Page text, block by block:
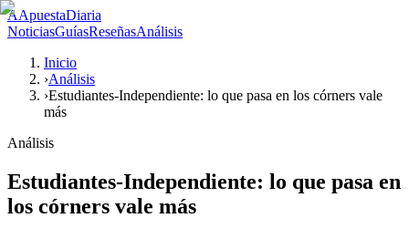
AApuestaDiaria
NoticiasGuíasReseñasAnálisis
Inicio
›Análisis
›Estudiantes-Independiente: lo que pasa en los córners vale
más
Análisis
Estudiantes-Independiente: lo que pasa en
los córners vale más